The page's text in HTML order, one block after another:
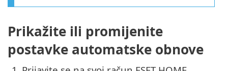
Prikažite ili promijenite
postavke automatske obnove